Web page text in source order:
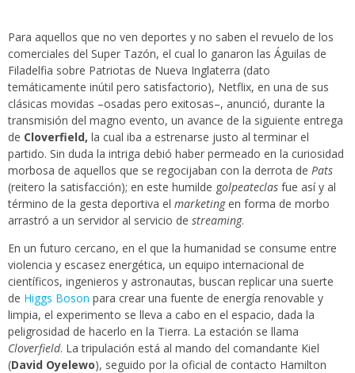
Para aquellos que no ven deportes y no saben el revuelo de los
comerciales del Super Tazón, el cual lo ganaron las Águilas de
Filadelfia sobre Patriotas de Nueva Inglaterra (dato
temáticamente inútil pero satisfactorio), Netflix, en una de sus
clásicas movidas –osadas pero exitosas–, anunció, durante la
transmisión del magno evento, un avance de la siguiente entrega
de Cloverfield, la cual iba a estrenarse justo al terminar el
partido. Sin duda la intriga debió haber permeado en la curiosidad
morbosa de aquellos que se regocijaban con la derrota de Pats
(reitero la satisfacción); en este humilde golpeateclas fue así y al
término de la gesta deportiva el marketingen forma de morbo
arrastró a un servidor al servicio de streaming.
En un futuro cercano, en el que la humanidad se consume entre
violencia y escasez energética, un equipo internacional de
científicos, ingenieros y astronautas, buscan replicar una suerte
de Higgs Boson para crear una fuente de energía renovable y
limpia, el experimento se lleva a cabo en el espacio, dada la
peligrosidad de hacerlo en la Tierra. La estación se llama
Cloverfield. La tripulación está al mando del comandante Kiel
(David Oyelewo), seguido por la oficial de contacto Hamilton